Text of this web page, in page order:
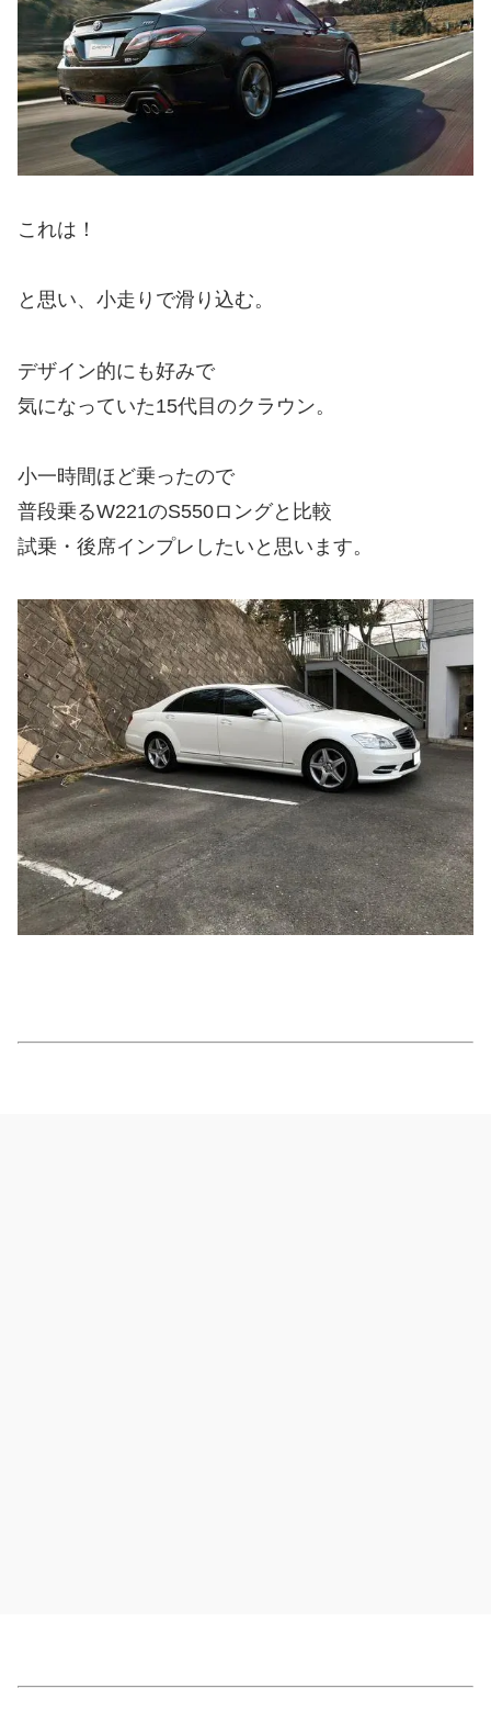
これは！
と思い、小走りで滑り込む。
デザイン的にも好みで
気になっていた15代目のクラウン。
小一時間ほど乗ったので
普段乗るW221のS550ロングと比較
試乗・後席インプレしたいと思います。